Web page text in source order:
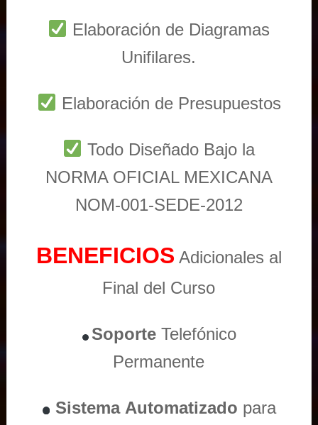
Elaboración de Diagramas
Unifilares.
Elaboración de Presupuestos
Todo Diseñado Bajo la
NORMA OFICIAL MEXICANA
NOM-001-SEDE-2012
BENEFICIOS Adicionales al
Final del Curso
Soporte Telefónico
Permanente
Sistema Automatizado para